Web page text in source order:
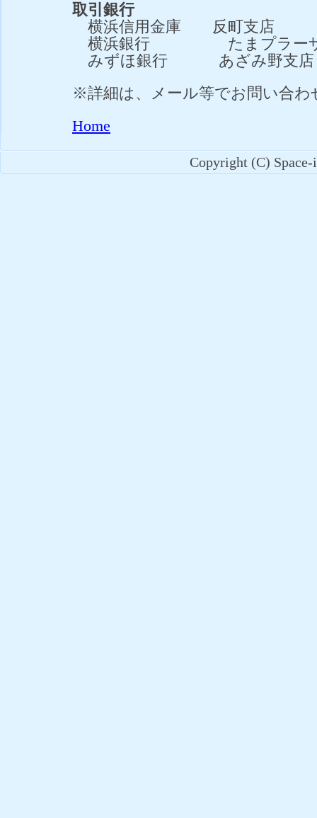
取引銀行
横浜信用金庫 反町支店
横浜銀行 たまプラーザ
みずほ銀行 あざみ野支店
※詳細は、メール等でお問い合わ
Home
Copyright (C)